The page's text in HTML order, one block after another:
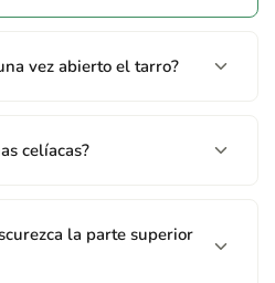
vez abierto el tarro?
celíacas?
la parte superior